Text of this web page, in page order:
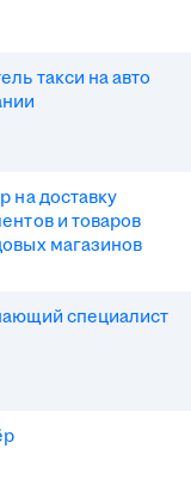
такси на авто
на доставку
и товаров
магазинов
специалист